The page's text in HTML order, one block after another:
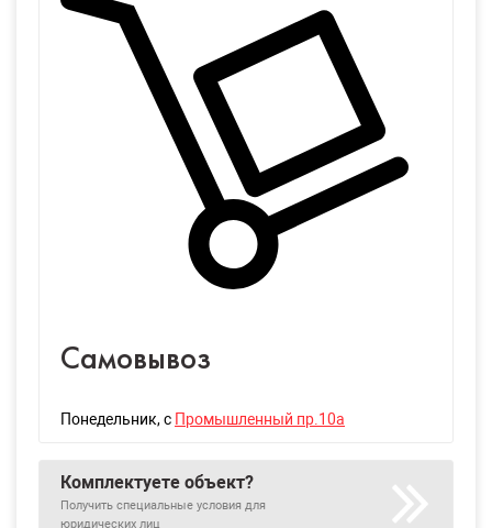
Самовывоз
Понедельник, с Промышленный пр.10а
Комплектуете объект?
Получить специальные условия для
юридических лиц